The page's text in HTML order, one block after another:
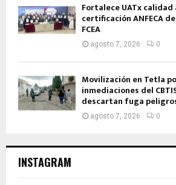
Fortalece UATx calidad
certificación ANFECA
FCEA
agosto 7, 2026 0
Movilización en Tetla
inmediaciones del
descartan fuga
agosto 7, 2026 0
INSTAGRAM